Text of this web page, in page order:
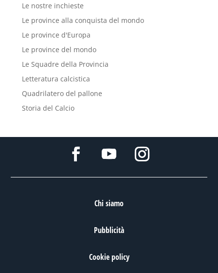
Le nostre inchieste
Le province alla conquista del mondo
Le province d'Europa
Le province del mondo
Le Squadre della Provincia
Letteratura calcistica
Quadrilatero del pallone
Storia del Calcio
Chi siamo
Pubblicità
Cookie policy